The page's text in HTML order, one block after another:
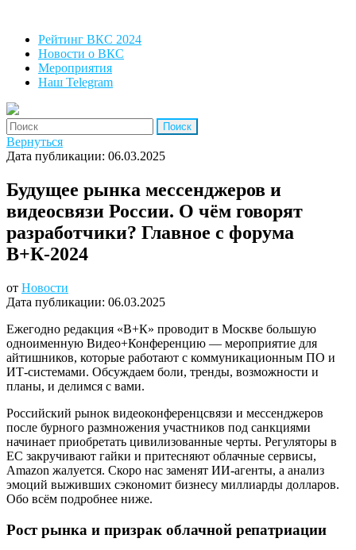
Рейтинг ВКС 2024
Новости о ВКС
Мероприятия
Наш Telegram
'Найти:
Вернуться
Дата публикации: 06.03.2025
Будущее рынка мессенджеров и
видеосвязи России. О чём говорят
разработчики? Главное с форума
В+К-2024
от Новости
Дата публикации: 06.03.2025
Ежегодно редакция «В+К» проводит в Москве большую
одноименную Видео+Конференцию — мероприятие для
айтишников, которые работают с коммуникационным ПО и
ИТ-системами. Обсуждаем боли, тренды, возможности и
планы, и делимся с вами.
Российский рынок видеоконференцсвязи и мессенджеров
после бурного размножения участников под санкциями
начинает приобретать цивилизованные черты. Регуляторы в
ЕС закручивают гайки и притесняют облачные сервисы,
Amazon жалуется. Скоро нас заменят ИИ-агенты, а анализ
эмоций выживших сэкономит бизнесу миллиарды долларов.
Обо всём подробнее ниже.
Рост рынка и призрак облачной репатриации